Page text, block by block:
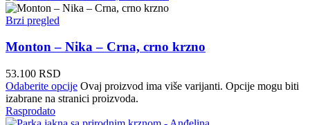
Brzi pregled
Monton – Nika – Crna, crno krzno
53.100 RSD
Odaberite opcije Ovaj proizvod ima više varijanti. Opcije mogu biti
izabrane na stranici proizvoda.
Rasprodato